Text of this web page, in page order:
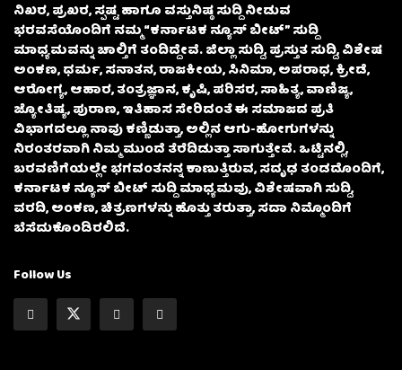
ನಿಖರ, ಪ್ರಖರ, ಸ್ಪಷ್ಟ ಹಾಗೂ ವಸ್ತುನಿಷ್ಠ ಸುದ್ದಿ ನೀಡುವ
ಭರವಸೆಯೊಂದಿಗೆ ನಮ್ಮ “ಕರ್ನಾಟಕ ನ್ಯೂಸ್ ಬೀಟ್” ಸುದ್ದಿ
ಮಾಧ್ಯಮವನ್ನು ಚಾಲ್ತಿಗೆ ತಂದಿದ್ದೇವೆ. ಜಿಲ್ಲಾ ಸುದ್ದಿ, ಪ್ರಸ್ತುತ ಸುದ್ದಿ, ವಿಶೇಷ
ಅಂಕಣ, ಧರ್ಮ, ಸನಾತನ, ರಾಜಕೀಯ, ಸಿನಿಮಾ, ಅಪರಾಧ, ಕ್ರೀಡೆ,
ಆರೋಗ್ಯ, ಆಹಾರ, ತಂತ್ರಜ್ಞಾನ, ಕೃಷಿ, ಪರಿಸರ, ಸಾಹಿತ್ಯ, ವಾಣಿಜ್ಯ,
ಜ್ಯೋತಿಷ್ಯ, ಪುರಾಣ, ಇತಿಹಾಸ ಸೇರಿದಂತೆ ಈ ಸಮಾಜದ ಪ್ರತಿ
ವಿಭಾಗದಲ್ಲೂ ನಾವು ಕಣ್ಣಿಡುತ್ತಾ, ಅಲ್ಲಿನ ಆಗು-ಹೋಗುಗಳನ್ನು
ನಿರಂತರವಾಗಿ ನಿಮ್ಮ ಮುಂದೆ ತೆರೆದಿಡುತ್ತಾ ಸಾಗುತ್ತೇವೆ. ಒಟ್ಟಿನಲ್ಲಿ,
ಬರವಣಿಗೆಯಲ್ಲೇ ಭಗವಂತನನ್ನ ಕಾಣುತ್ತಿರುವ, ಸದೃಢ ತಂಡದೊಂದಿಗೆ,
ಕರ್ನಾಟಕ ನ್ಯೂಸ್ ಬೀಟ್ ಸುದ್ದಿ ಮಾಧ್ಯಮವು, ವಿಶೇಷವಾಗಿ ಸುದ್ದಿ,
ವರದಿ, ಅಂಕಣ, ಚಿತ್ರಣಗಳನ್ನು ಹೊತ್ತು ತರುತ್ತಾ, ಸದಾ ನಿಮ್ಮೊಂದಿಗೆ
ಬೆಸೆದುಕೊಂಡಿರಲಿದೆ.
Follow Us